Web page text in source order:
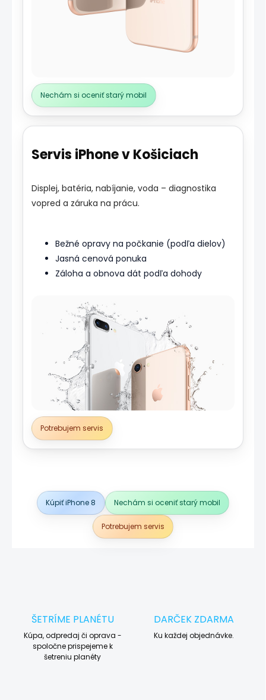
Nechám si oceniť starý mobil
Servis iPhone v Košiciach
Displej, batéria, nabíjanie, voda – diagnostika
vopred a záruka na prácu.
Bežné opravy na počkanie (podľa dielov)
Jasná cenová ponuka
Záloha a obnova dát podľa dohody
Potrebujem servis
Kúpiť iPhone 8 Nechám si oceniť starý mobil
Potrebujem servis
ŠETRÍME PLANÉTU
Kúpa, odpredaj či oprava -
spoločne prispejeme k
šetreniu planéty
DARČEK ZDARMA
Ku každej objednávke.